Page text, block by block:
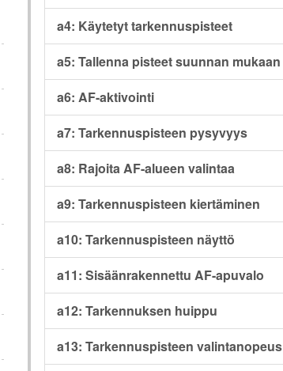
a4: Käytetyt tarkennuspisteet
a5: Tallenna pisteet suunnan mukaan
a6: AF-aktivointi
a7: Tarkennuspisteen pysyvyys
a8: Rajoita AF-alueen valintaa
a9: Tarkennuspisteen kiertäminen
a10: Tarkennuspisteen näyttö
a11: Sisäänrakennettu AF-apuvalo
a12: Tarkennuksen huippu
a13: Tarkennuspisteen valintanopeus